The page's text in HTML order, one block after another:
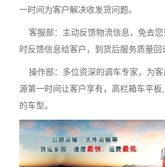
一时间为客户解决收发货问题。
客服部：主动反馈物流信息，免去您
时反馈信息给客户，到货后服务质量回
操作部：多位资深的调车专家，为客
源第一时间让客户享有，高栏箱车平
的车型。